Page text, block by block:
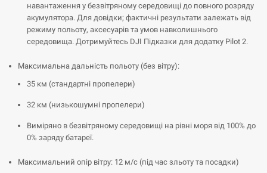
навантаження у безвітряному середовищі до повного розряду
акумулятора. Для довідки; фактичні результати залежать від
режиму польоту, аксесуарів та умов навколишнього
середовища. Дотримуйтесь DJI Підказки для додатку Pilot 2.
Максимальна дальність польоту (без вітру):
35 км (стандартні пропелери)
32 км (низькошумні пропелери)
Виміряно в безвітряному середовищі на рівні моря від 100% до
0% заряду батареї.
Максимальний опір вітру: 12 м/с (під час зльоту та посадки)